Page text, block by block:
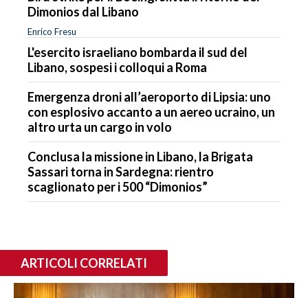
Dimonios dal Libano
Enrico Fresu
L'esercito israeliano bombarda il sud del
Libano, sospesi i colloqui a Roma
Emergenza droni all’aeroporto di Lipsia: uno
con esplosivo accanto a un aereo ucraino, un
altro urta un cargo in volo
Conclusa la missione in Libano, la Brigata
Sassari torna in Sardegna: rientro
scaglionato per i 500 “Dimonios”
ARTICOLI CORRELATI